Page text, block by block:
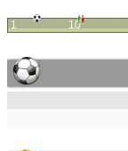
1 10